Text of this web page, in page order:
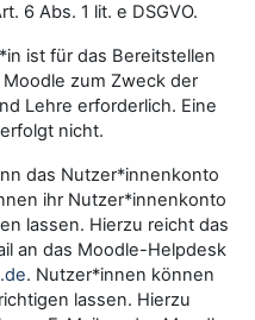
6 Abs. 1 lit. e DSGVO.
ist für das Bereitstellen
zum Zweck der
Lehre erforderlich. Eine
nicht.
das Nutzer*innenkonto
ihr Nutzer*innenkonto
lassen. Hierzu reicht das
an das Moodle-Helpdesk
. Nutzer*innen können
lassen. Hierzu